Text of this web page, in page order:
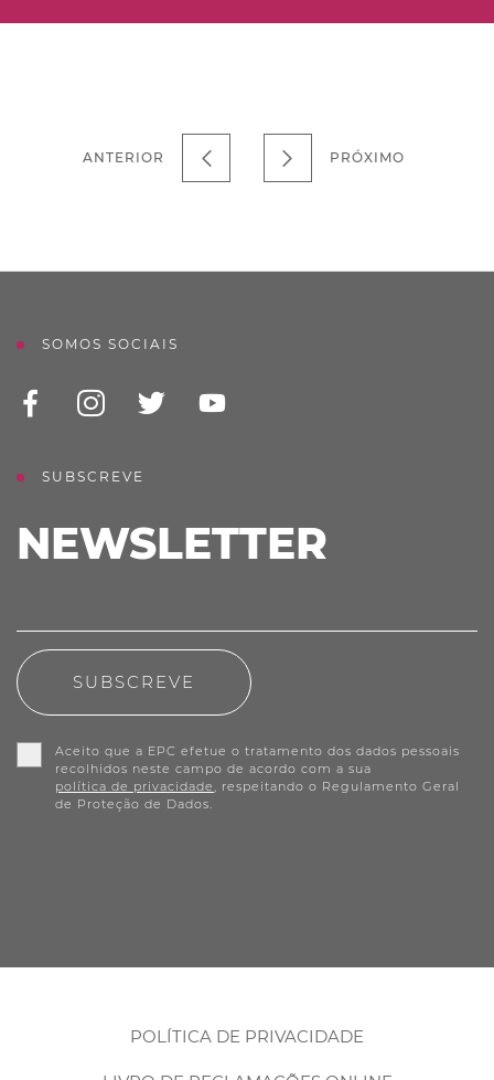
ANTERIOR PRÓXIMO
SOMOS SOCIAIS
SUBSCREVE
NEWSLETTER
SUBSCREVE
Aceito que a EPC efetue o tratamento dos dados pessoais
recolhidos neste campo de acordo com a sua
política de privacidade , respeitando o Regulamento Geral
de Proteção de Dados.
POLÍTICA DE PRIVACIDADE